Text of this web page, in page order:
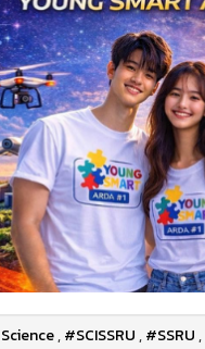
,#SCISSRU,#SSRU,